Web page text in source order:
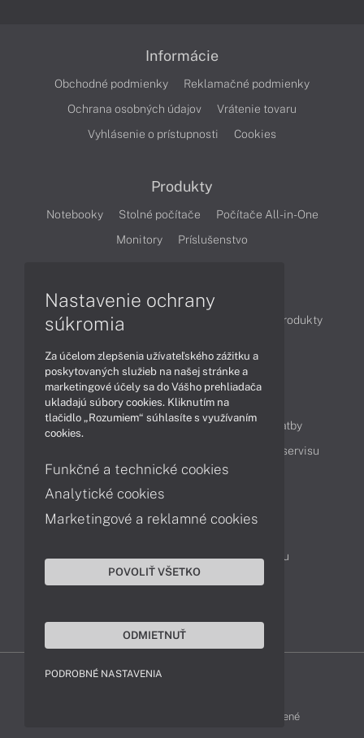
Informácie
Obchodné podmienky
Reklamačné podmienky
Ochrana osobných údajov
Vrátenie tovaru
Vyhlásenie o prístupnosti
Cookies
Produkty
Notebooky Stolné počítače
Počítače All-in-One
Monitory
Príslušenstvo
Články
Obchodné informácie
Produkty
Obsah
Ako nakupovať
Možnosti doručenia a platby
Cenník servisu
Kontakty
Servisné oddelenie
Reklamácia tovaru
MSI-SHOP © 2017 - 2026 Všetky práva vyhradené
Nastavenie ochrany
súkromia
Za účelom zlepšenia užívateľského zážitku a
poskytovaných služieb na našej stránke a
marketingové účely sa do Vášho prehliadača
ukladajú súbory cookies. Kliknutím na
tlačidlo „Rozumiem“ súhlasíte s využívaním
cookies.
Funkčné a technické cookies
Analytické cookies
Marketingové a reklamné cookies
POVOLIŤ VŠETKO
ODMIETNUŤ
PODROBNÉ NASTAVENIA